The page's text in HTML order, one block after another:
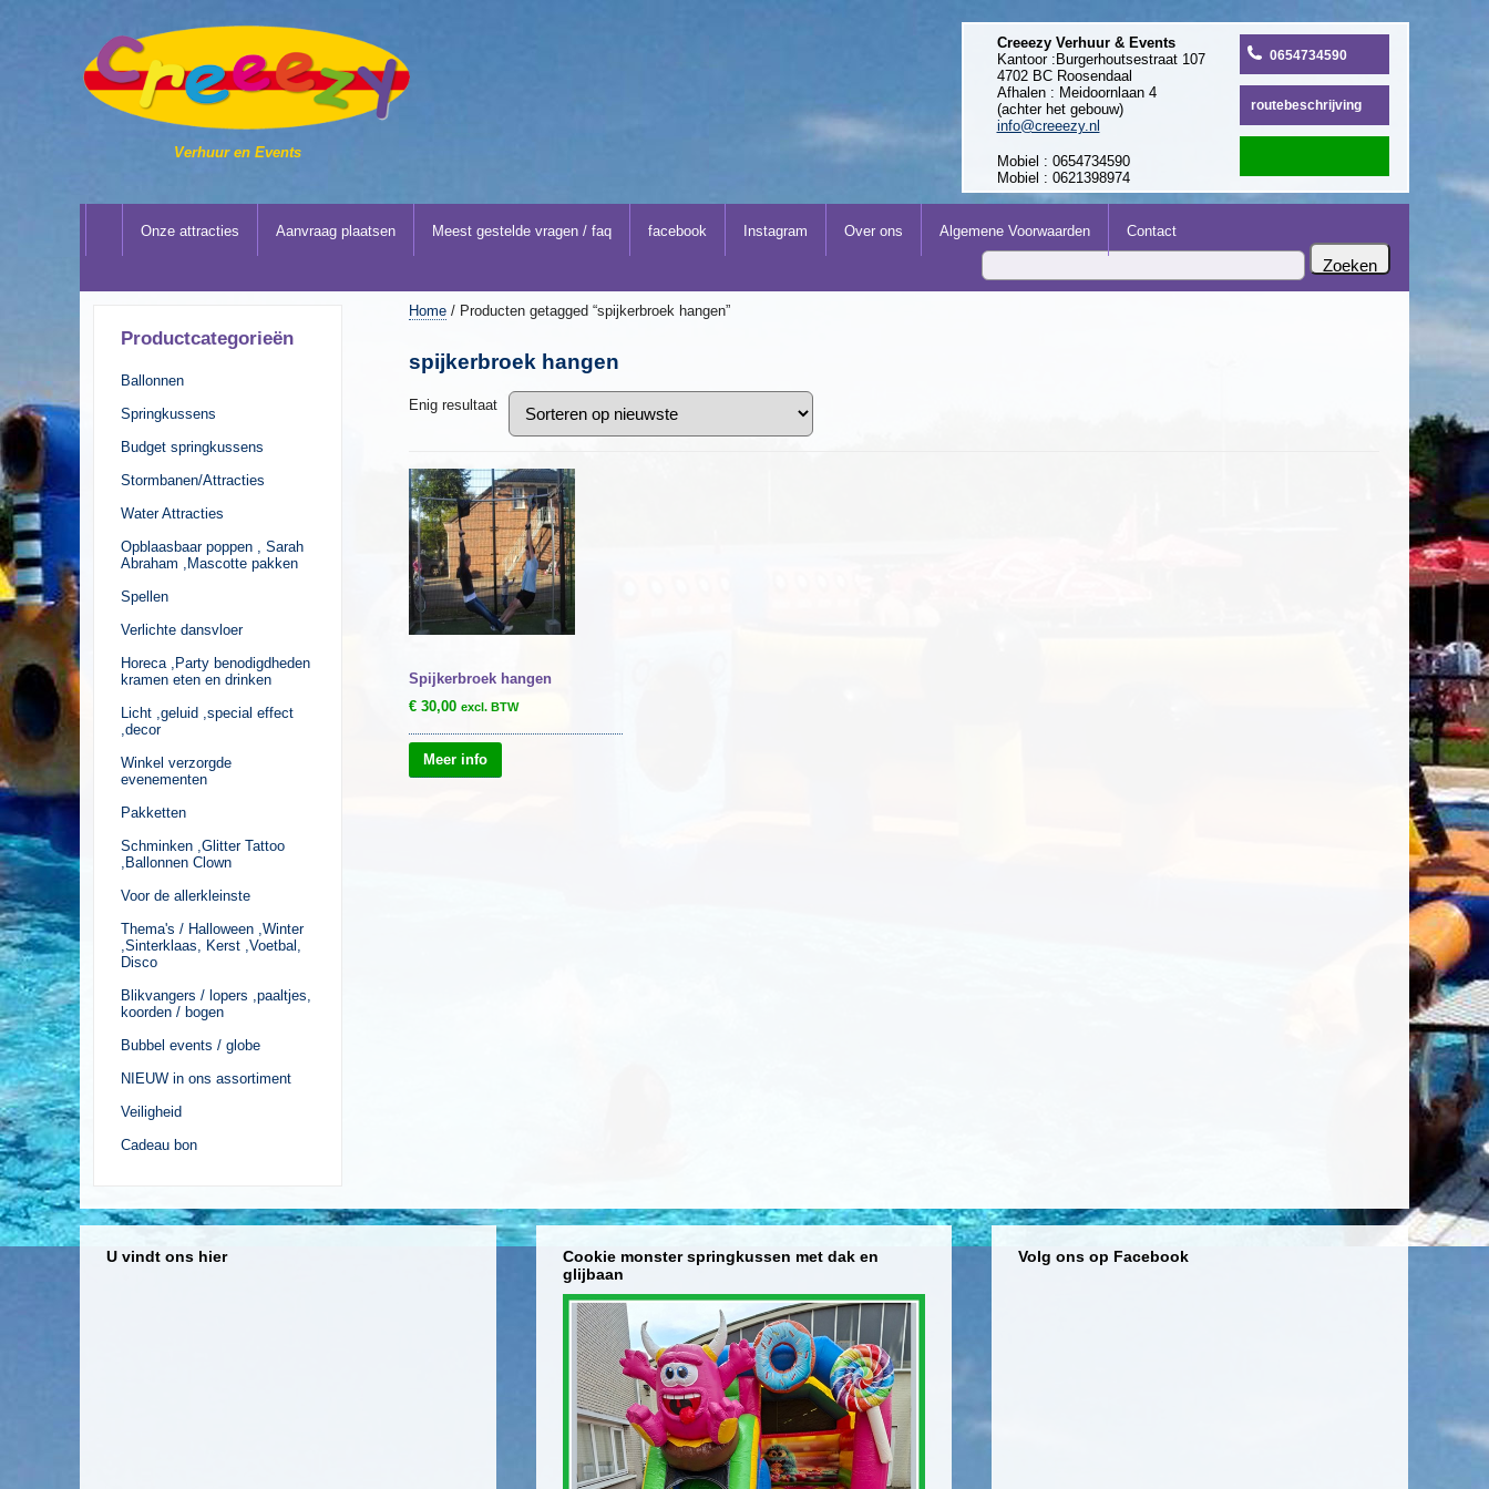
Verhuur en Events
Creeezy Verhuur & Events
Kantoor :Burgerhoutsestraat 107
4702 BC Roosendaal
Afhalen : Meidoornlaan 4
(achter het gebouw)
info@creeezy.nl
Mobiel : 0654734590
Mobiel : 0621398974
0654734590
routebeschrijving
Onze attracties Aanvraag plaatsen Meest gestelde vragen / faq facebook Instagram Over ons Algemene Voorwaarden Contact
Productcategorieën
Ballonnen
Springkussens
Budget springkussens
Stormbanen/Attracties
Water Attracties
Opblaasbaar poppen , Sarah
Abraham ,Mascotte pakken
Spellen
Verlichte dansvloer
Horeca ,Party benodigdheden
kramen eten en drinken
Licht ,geluid ,special effect
,decor
Winkel verzorgde
evenementen
Pakketten
Schminken ,Glitter Tattoo
,Ballonnen Clown
Voor de allerkleinste
Thema's / Halloween ,Winter
,Sinterklaas, Kerst ,Voetbal,
Disco
Blikvangers / lopers ,paaltjes,
koorden / bogen
Bubbel events / globe
NIEUW in ons assortiment
Veiligheid
Cadeau bon
Home / Producten getagged “spijkerbroek hangen”
spijkerbroek hangen
Enig resultaat
Spijkerbroek hangen
€ 30,00 excl. BTW
Meer info
U vindt ons hier
Cookie monster springkussen met dak en
glijbaan
Volg ons op Facebook